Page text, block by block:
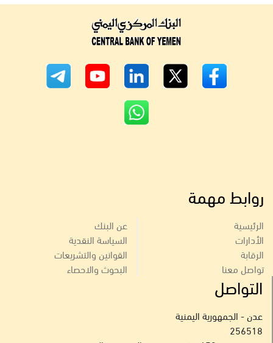
روابط مهمة
الرئيسية
الأدارات
الرقابة
تواصل معنا
عن البنك
السياسة النقدية
القوانين والتشريعات
البحوث والاحصاء
التواصل
عدن - الجمهورية اليمنية
256518